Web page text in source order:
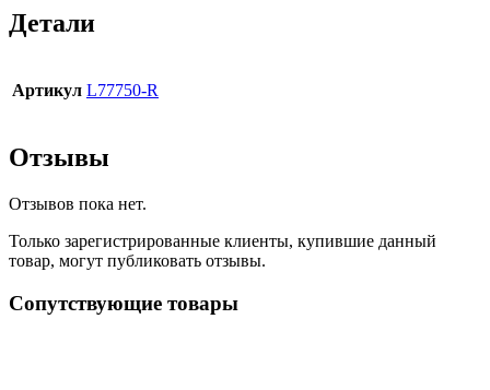
Детали
Артикул L77750-R
Отзывы
Отзывов пока нет.
Только зарегистрированные клиенты, купившие данный
товар, могут публиковать отзывы.
Сопутствующие товары